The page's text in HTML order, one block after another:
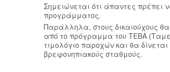
Σημειώνεται ότι άπαντες πρέπει
προγράμματος.
Παράλληλα, στους δικαιούχους
από το πρόγραμμα του ΤΕΒΑ
τιμολόγιο παροχών και θα
βρεφονηπιακούς σταθμούς.